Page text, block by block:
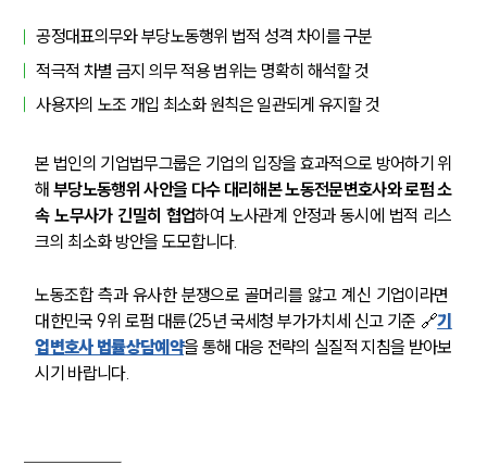
기업 인사이트
사례분석/최신동향
법률정보
법률지식인
고객후기
NEWS
언론보도
공지사항
법률 블로그
법률서식
뉴스레터/브로슈어
세미나
공정대표의무와 부당노동행위 법적 성격 차이를 구분
적극적 차별 금지 의무 적용 범위는 명확히 해석할 것
사용자의 노조 개입 최소화 원칙은 일관되게 유지할 것
본 법인의 기업법무그룹은 기업의 입장을 효과적으로 방어하기 위
해 부당노동행위 사안을 다수 대리해본 노동전문변호사와 로펌 소
속 노무사가 긴밀히 협업하여 노사관계 안정과 동시에 법적 리스
크의 최소화 방안을 도모합니다.
노동조합 측과 유사한 분쟁으로 골머리를 앓고 계신 기업이라면
대한민국 9위 로펌 대륜(25년 국세청 부가가치세 신고 기준 🔗기
업변호사 법률상담예약을 통해 대응 전략의 실질적 지침을 받아보
시기 바랍니다.